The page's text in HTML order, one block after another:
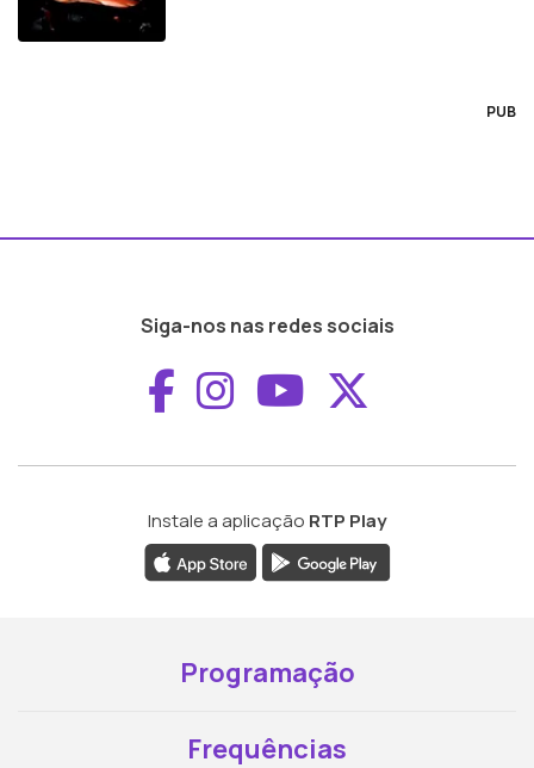
PUB
Siga-nos nas redes sociais
Aceder ao
Aceder ao
Aceder ao
Instale a aplicação RTP Play
Programação
Frequências